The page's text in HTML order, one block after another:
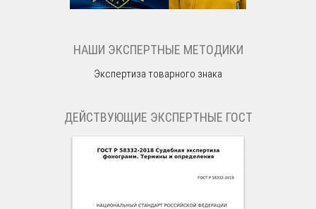
НАШИ ЭКСПЕРТНЫЕ МЕТОДИКИ
Экспертиза товарного знака
ДЕЙСТВУЮЩИЕ ЭКСПЕРТНЫЕ ГОСТ